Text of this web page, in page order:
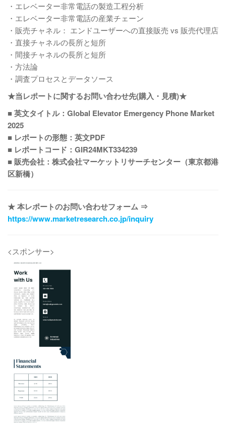
・エレベーター非常電話の製造工程分析
・エレベーター非常電話の産業チェーン
・販売チャネル： エンドユーザーへの直接販売 vs 販売代理店
・直接チャネルの長所と短所
・間接チャネルの長所と短所
・方法論
・調査プロセスとデータソース
★当レポートに関するお問い合わせ先(購入・見積)★
■ 英文タイトル：Global Elevator Emergency Phone Market
2025
■ レポートの形態：英文PDF
■ レポートコード：GIR24MKT334239
■ 販売会社：株式会社マーケットリサーチセンター（東京都港
区新橋）
★ 本レポートのお問い合わせフォーム ⇒
https://www.marketresearch.co.jp/inquiry
<スポンサー>